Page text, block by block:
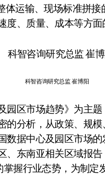
体运输、现场标准拼
、质量、成本等方面
科智咨询研究总监 崔博阳
园区市场趋势》为主
的分析，从政策、规
数据中心及园区市场
、东南亚相关区域报
握行业态势，为制定